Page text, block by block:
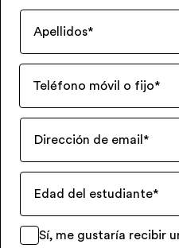
Apellidos*
Teléfono móvil o fijo*
Dirección de email *
Edad del estudiante*
Sí, me gustaría recibir